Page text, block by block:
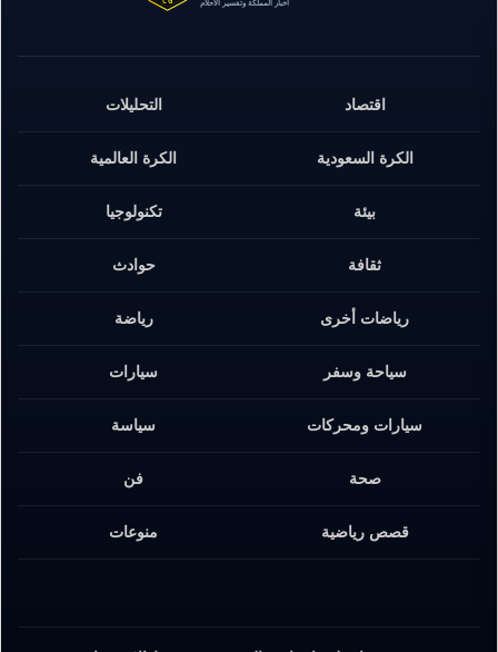
اقتصاد التحليلات
الكرة السعودية الكرة العالمية
بيئة تكنولوجيا
ثقافة حوادث
رياضات أخرى رياضة
سياحة وسفر سيارات
سيارات ومحركات سياسة
صحة فن
قصص رياضية منوعات